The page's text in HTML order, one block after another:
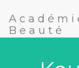
Beauté